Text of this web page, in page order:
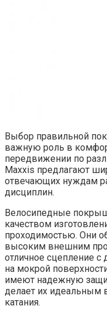
Выбор правильной
важную роль в
передвижении по
Maxxis предлагают
отвечающих нуждам
дисциплин.
Велосипедные
качеством
проходимостью. Они
высоким внешним
отличное сцепление с
на мокрой
имеют надежную
делает их идеальным
катания.